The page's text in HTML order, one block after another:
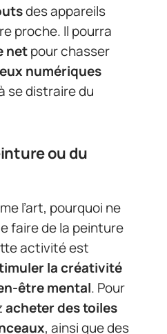
des appareils
proche. Il pourra
netpour chasser
numériques
se distraire du
ou du
l’art, pourquoi ne
faire de la peinture
activité est
la créativité
être mental. Pour
acheter des toiles
, ainsi que des